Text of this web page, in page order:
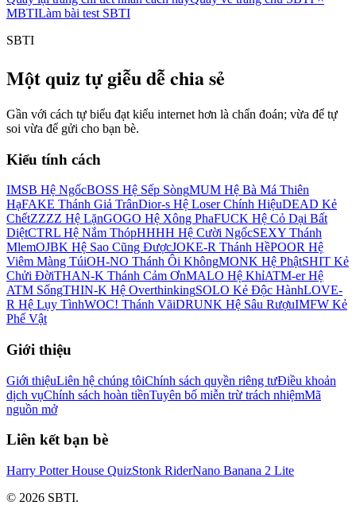
MBTILàm bài test SBTI
SBTI
Một quiz tự giễu dễ chia sẻ
Gần với cách tự biểu đạt kiểu internet hơn là chẩn đoán; vừa để tự
soi vừa để gửi cho bạn bè.
Kiểu tính cách
IMSB Hệ NgốcBOSS Hệ Sếp SòngMUM Hệ Bà Má Thiên
HạFAKE Thánh Giả TrânDior-s Hệ Loser Chính HiệuDEAD Kẻ
ChếtZZZZ Hệ LặnGOGO Hệ Xông PhaFUCK Hệ Cỏ Dại Bất
DiệtCTRL Hệ Nắm ThópHHHH Hệ Cười NgốcSEXY Thánh
MlemOJBK Hệ Sao Cũng ĐượcJOKE-R Thánh HềPOOR Hệ
Viêm Màng TúiOH-NO Thánh Ôi KhôngMONK Hệ PhậtSHIT Kẻ
Chửi ĐờiTHAN-K Thánh Cảm ƠnMALO Hệ KhỉATM-er Hệ
ATM SốngTHIN-K Hệ OverthinkingSOLO Kẻ Độc HànhLOVE-
R Hệ Lụy TìnhWOC! Thánh VãiDRUNK Hệ Sâu RượuIMFW Kẻ
Phế Vật
Giới thiệu
Giới thiệuLiên hệ chúng tôiChính sách quyền riêng tưĐiều khoản
dịch vụChính sách hoàn tiềnTuyên bố miễn trừ trách nhiệmMã
nguồn mở
Liên kết bạn bè
Harry Potter House QuizStonk RiderNano Banana 2 Lite
© 2026 SBTI.